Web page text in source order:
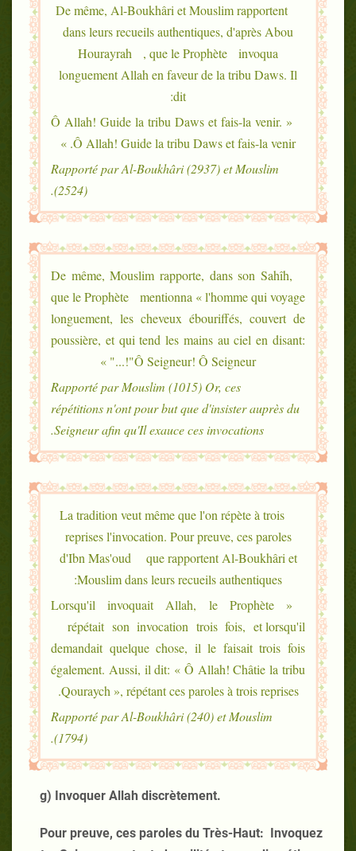
De même, Al-Boukhâri et Mouslim rapportent
dans leurs recueils authentiques, d'après Abou
Hourayrah , que le Prophète invoqua
longuement Allah en faveur de la tribu Daws. Il
dit:
« Ô Allah! Guide la tribu Daws et fais-la venir.
Ô Allah! Guide la tribu Daws et fais-la venir. »
Rapporté par Al-Boukhâri (2937) et Mouslim
(2524).
De même, Mouslim rapporte, dans son Sahîh,
que le Prophète mentionna « l'homme qui voyage
longuement, les cheveux ébouriffés, couvert de
poussière, et qui tend les mains au ciel en disant:
"Ô Seigneur! Ô Seigneur!..." »
Rapporté par Mouslim (1015) Or, ces
répétitions n'ont pour but que d'insister auprès du
Seigneur afin qu'Il exauce ces invocations.
La tradition veut même que l'on répète à trois
reprises l'invocation. Pour preuve, ces paroles
d'Ibn Mas'oud que rapportent Al-Boukhâri et
Mouslim dans leurs recueils authentiques:
« Lorsqu'il invoquait Allah, le Prophète
répétait son invocation trois fois, et lorsqu'il
demandait quelque chose, il le faisait trois fois
également. Aussi, il dit: « Ô Allah! Châtie la tribu
Qouraych », répétant ces paroles à trois reprises.
Rapporté par Al-Boukhâri (240) et Mouslim
(1794).
g) Invoquer Allah discrètement.
Pour preuve, ces paroles du Très-Haut: Invoquez